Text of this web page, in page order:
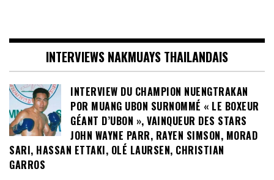
INTERVIEWS NAKMUAYS THAILANDAIS
INTERVIEW DU CHAMPION NUENGTRAKAN
POR MUANG UBON SURNOMMÉ « LE BOXEUR
GÉANT D’UBON », VAINQUEUR DES STARS
JOHN WAYNE PARR, RAYEN SIMSON, MORAD
SARI, HASSAN ETTAKI, OLÉ LAURSEN, CHRISTIAN
GARROS